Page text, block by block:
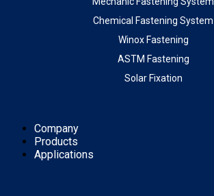
Chemical Fastening System
Winox Fastening
ASTM Fastening
Solar Fixation
Company
Products
Applications